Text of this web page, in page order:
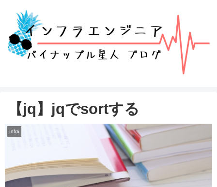
【jq】jqでsortする
Infra